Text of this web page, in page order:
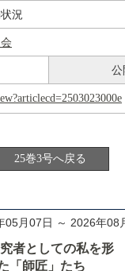
況
公
25巻3号へ戻る
05月07日 ～ 2026年08
者としての私を形
「師匠」たち